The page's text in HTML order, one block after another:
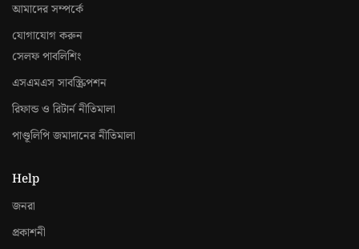
আমাদের সম্পর্কে
যোগাযোগ করুন
সেলফ পাবলিশিং
এসএমএস সাবস্ক্রিপশন
রিফান্ড ও রিটার্ন নীতিমালা
পাণ্ডূলিপি জমাদানের নীতিমালা
Help
জনরা
প্রকাশনী